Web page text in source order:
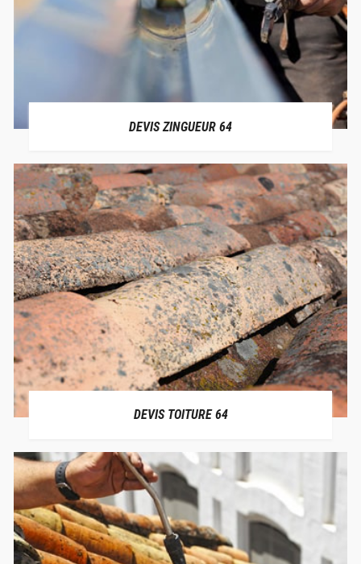
DEVIS ZINGUEUR 64
DEVIS TOITURE 64